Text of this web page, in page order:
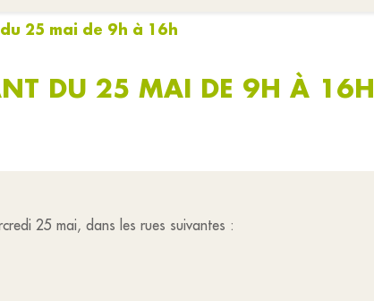
25 mai de 9h à 16h
DU 25 MAI DE 9H À 16H
25 mai, dans les rues suivantes :